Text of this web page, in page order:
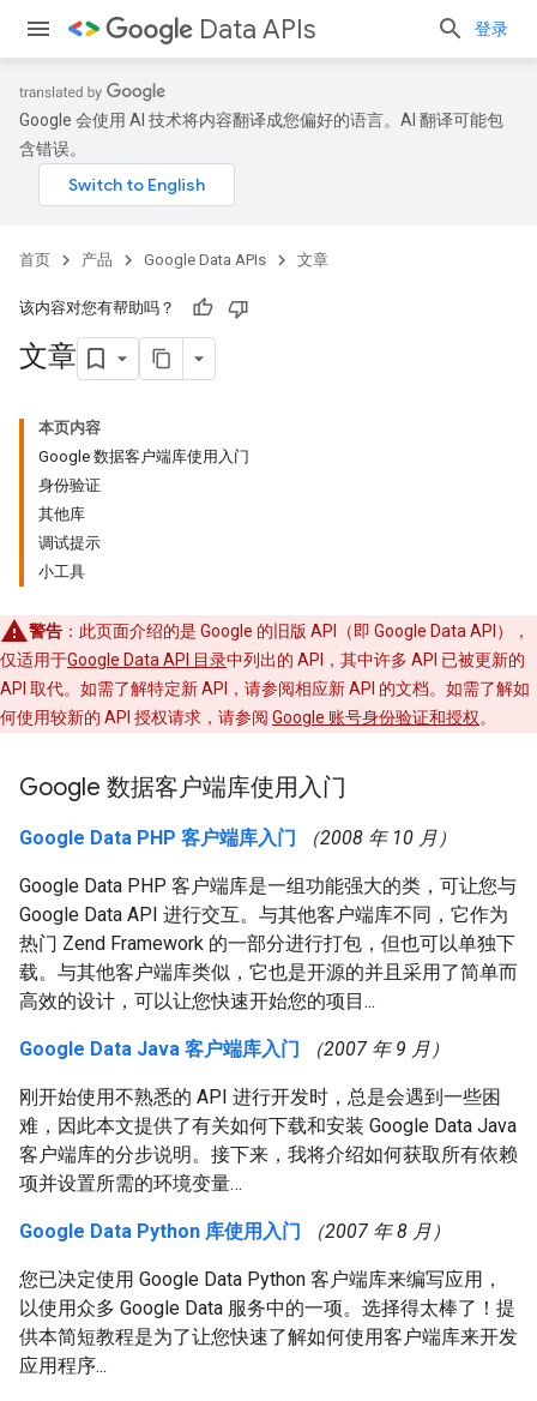
Data APIs 登录
Google 会使用 AI 技术将内容翻译成您偏好的语言。AI 翻译可能包
含错误。
首页 产品 Google Data APIs 文章
该内容对您有帮助吗？
文章
本页内容
Google 数据客户端库使用入门
身份验证
其他库
调试提示
小工具
警告 ：此页面介绍的是 Google 的旧版 API（即 Google Data API），
仅适用于Google Data API 目录中列出的 API，其中许多 API 已被更新的
API 取代。如需了解特定新 API，请参阅相应新 API 的文档。如需了解如
何使用较新的 API 授权请求，请参阅 Google 账号身份验证和授权。
Google 数据客户端库使用入门
Google Data PHP 客户端库入门 （2008 年 10 月）
Google Data PHP 客户端库是一组功能强大的类，可让您与
Google Data API 进行交互。与其他客户端库不同，它作为
热门 Zend Framework 的一部分进行打包，但也可以单独下
载。与其他客户端库类似，它也是开源的并且采用了简单而
高效的设计，可以让您快速开始您的项目...
Google Data Java 客户端库入门 （2007 年 9 月）
刚开始使用不熟悉的 API 进行开发时，总是会遇到一些困
难，因此本文提供了有关如何下载和安装 Google Data Java
客户端库的分步说明。接下来，我将介绍如何获取所有依赖
项并设置所需的环境变量…
Google Data Python 库使用入门 （2007 年 8 月）
您已决定使用 Google Data Python 客户端库来编写应用，
以使用众多 Google Data 服务中的一项。选择得太棒了！提
供本简短教程是为了让您快速了解如何使用客户端库来开发
应用程序...